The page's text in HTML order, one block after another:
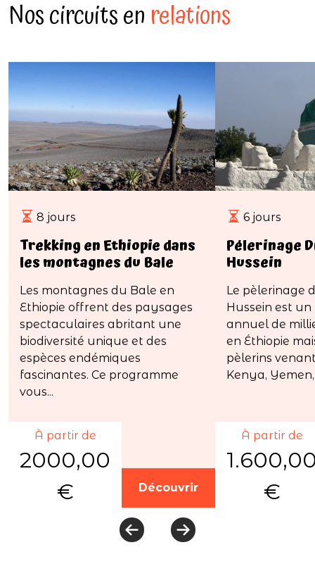
Nos circuits enrelations
8 jours
Trekking en Ethiopie dans
les montagnes du Bale
Les montagnes du Bale en
Ethiopie offrent des paysages
spectaculaires abritant une
biodiversité unique et des
espèces endémiques
fascinantes. Ce programme
vous...
À partir de
2000,00
€
Découvrir
6 jours
Pélerinage
Hussein
Le pèlerinage
Hussein est
annuel de
en Éthiopie
pèlerins
Kenya,
À partir de
€